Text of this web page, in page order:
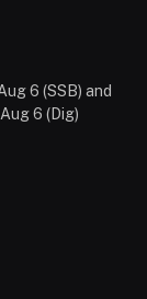
6 (SSB) and
6 (Dig)